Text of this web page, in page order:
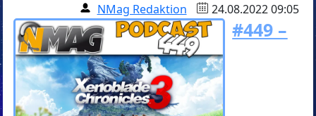
NMag Redaktion 24.08.2022 09:05
#449 –